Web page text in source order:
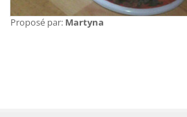
Proposé par: Martyna